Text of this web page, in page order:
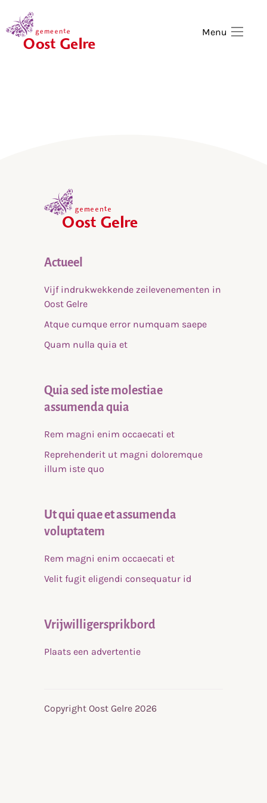
Menu
Actueel
Vijf indrukwekkende zeilevenementen in
Oost Gelre
Atque cumque error numquam saepe
Quam nulla quia et
Quia sed iste molestiae
assumenda quia
Rem magni enim occaecati et
Reprehenderit ut magni doloremque
illum iste quo
Ut qui quae et assumenda
voluptatem
Rem magni enim occaecati et
Velit fugit eligendi consequatur id
Vrijwilligersprikbord
Plaats een advertentie
Copyright Oost Gelre 2026